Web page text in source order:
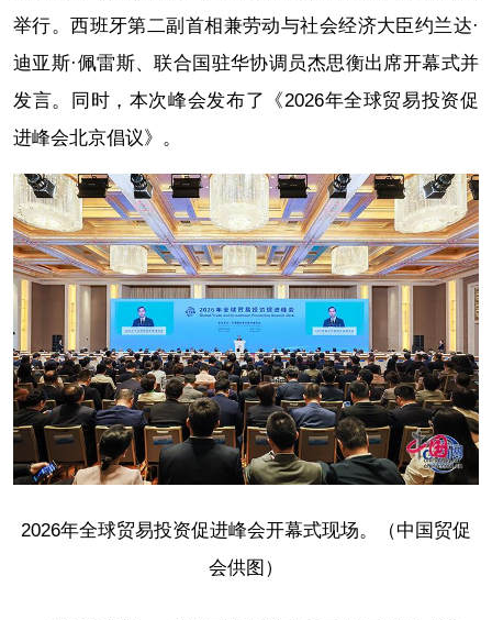
举行。西班牙第二副首相兼劳动与社会经济大臣约兰达·
迪亚斯·佩雷斯、联合国驻华协调员杰思衡出席开幕式并
发言。同时，本次峰会发布了《2026年全球贸易投资促
进峰会北京倡议》。
2026年全球贸易投资促进峰会开幕式现场。（中国贸促
会供图 ）